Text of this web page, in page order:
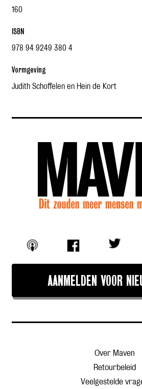
160
ISBN
978 94 9249 380 4
Vormgeving
Judith Schoffelen en Hein de Kort
AANMELDEN VOOR
Over Maven
Retourbeleid
Veelgestelde